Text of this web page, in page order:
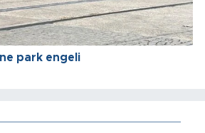
park engeli